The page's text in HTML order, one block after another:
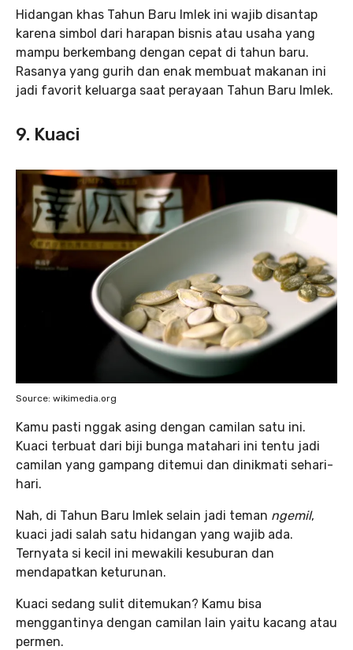
Hidangan khas Tahun Baru Imlek ini wajib disantap
karena simbol dari harapan bisnis atau usaha yang
mampu berkembang dengan cepat di tahun baru.
Rasanya yang gurih dan enak membuat makanan ini
jadi favorit keluarga saat perayaan Tahun Baru Imlek.
9. Kuaci
Source: wikimedia.org
Kamu pasti nggak asing dengan camilan satu ini.
Kuaci terbuat dari biji bunga matahari ini tentu jadi
camilan yang gampang ditemui dan dinikmati sehari-
hari.
Nah, di Tahun Baru Imlek selain jadi teman ngemil,
kuaci jadi salah satu hidangan yang wajib ada.
Ternyata si kecil ini mewakili kesuburan dan
mendapatkan keturunan.
Kuaci sedang sulit ditemukan? Kamu bisa
menggantinya dengan camilan lain yaitu kacang atau
permen.